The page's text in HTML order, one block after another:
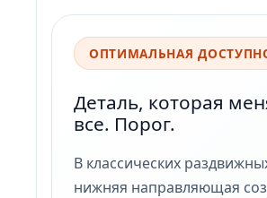
ОПТИМАЛЬНАЯ
Деталь, которая
все. Порог.
В классических
нижняя направляющая